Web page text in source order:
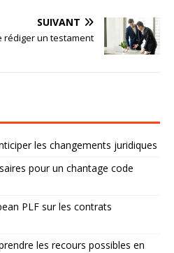
SUIVANT
rédiger un testament
les changements juridiques
pour un chantage code
PLF sur les contrats
les recours possibles en